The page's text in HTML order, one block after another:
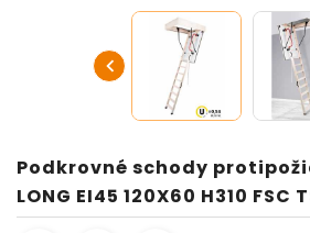

Podkrovné schody
LONG EI45 120X60 H310 FSC